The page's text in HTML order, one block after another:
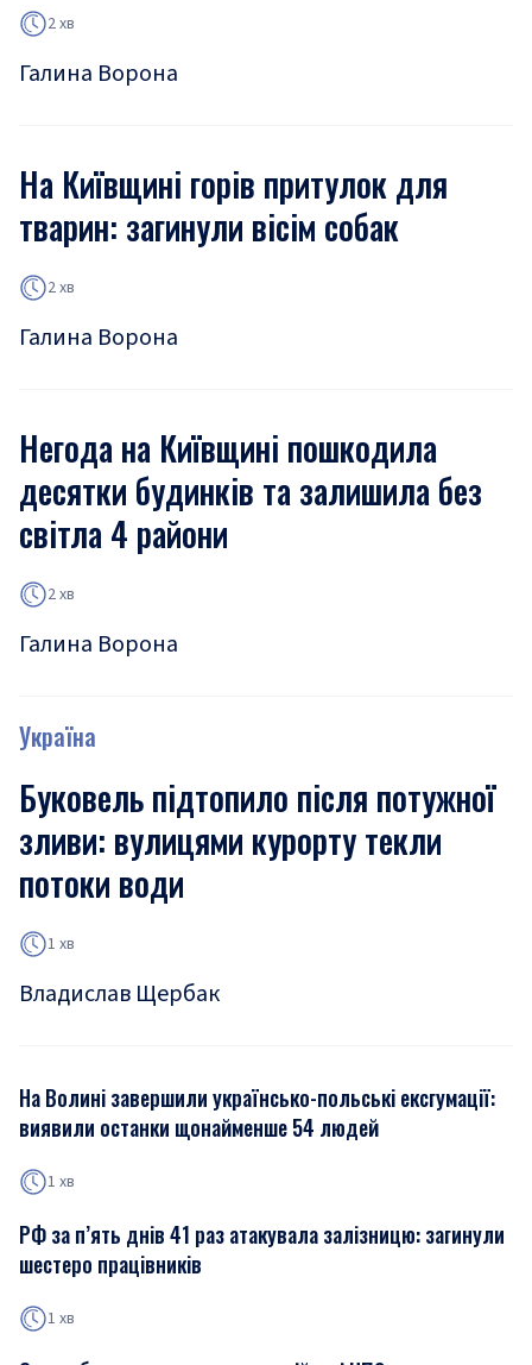
2 хв
Галина Ворона
На Київщині горів притулок для
тварин: загинули вісім собак
2 хв
Галина Ворона
Негода на Київщині пошкодила
десятки будинків та залишила без
світла 4 райони
2 хв
Галина Ворона
Україна
Буковель підтопило після потужної
зливи: вулицями курорту текли
потоки води
1 хв
Владислав Щербак
На Волині завершили українсько-польські ексгумації:
виявили останки щонайменше 54 людей
1 хв
РФ за п’ять днів 41 раз атакувала залізницю: загинули
шестеро працівників
1 хв